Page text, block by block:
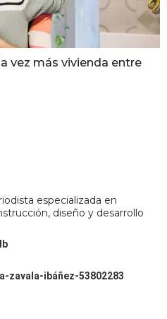
vez más vivienda entre
especializada en
diseño y desarrollo
zavala-ibáñez-53802283